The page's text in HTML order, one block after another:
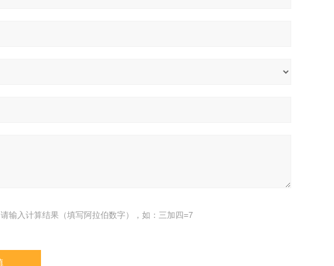
请输入计算结果（填写阿拉伯数字），如：三加四=7